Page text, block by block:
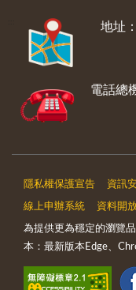
地址
電話總
隱私權保護宣告 資訊
線上申辦系統 資料開
為提供更為穩定的瀏覽
本：最新版本Edge、